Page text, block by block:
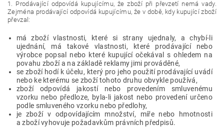
1. Prodávající odpovídá kupujícímu, že zboží při převzetí nemá vady.
Zejména prodávající odpovídá kupujícímu, že v době, kdy kupující zboží
převzal:
má zboží vlastnosti, které si strany ujednaly, a chybí-li
ujednání, má takové vlastnosti, které prodávající nebo
výrobce popsal nebo které kupující očekával s ohledem na
povahu zboží a na základě reklamy jimi prováděné,
se zboží hodí k účelu, který pro jeho použití prodávající uvádí
nebo ke kterému se zboží tohoto druhu obvykle používá,
zboží odpovídá jakostí nebo provedením smluvenému
vzorku nebo předloze, byla-li jakost nebo provedení určeno
podle smluveného vzorku nebo předlohy,
je zboží v odpovídajícím množství, míře nebo hmotnosti
azboží vyhovuje požadavkům právních předpisů.